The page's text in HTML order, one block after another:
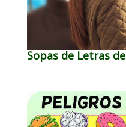
Sopas de Letras